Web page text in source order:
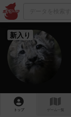
新入り
トップ ゲーム一覧